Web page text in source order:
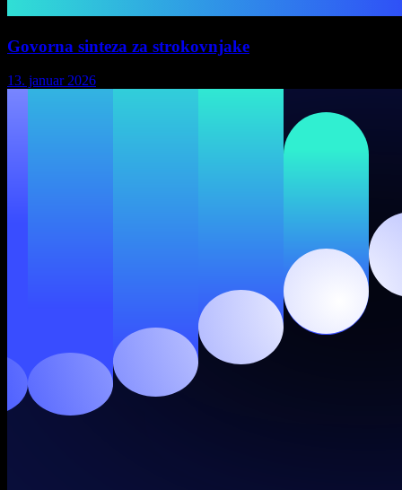
Govorna sinteza za strokovnjake
13. januar 2026